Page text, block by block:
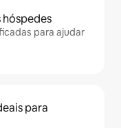
para ajudar
para